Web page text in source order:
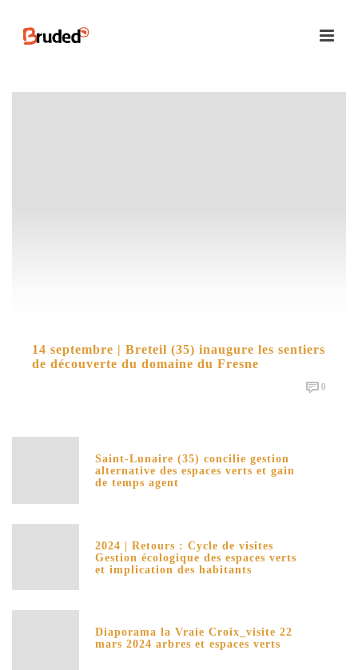
14 septembre | Breteil (35) inaugure les sentiers
de découverte du domaine du Fresne
0
Saint-Lunaire (35) concilie gestion
alternative des espaces verts et gain
de temps agent
2024 | Retours : Cycle de visites
Gestion écologique des espaces verts
et implication des habitants
Diaporama la Vraie Croix_visite 22
mars 2024 arbres et espaces verts